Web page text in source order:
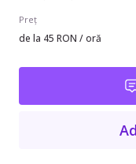
Preț
de la 45 RON / oră